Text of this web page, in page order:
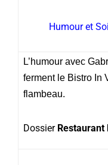
Humour et
L’humour avec
ferment le Bistro In
flambeau.
Dossier